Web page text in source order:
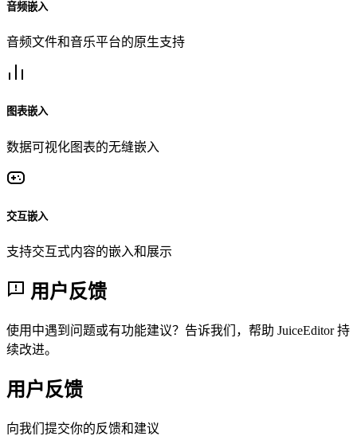
音频嵌入
音频文件和音乐平台的原生支持
图表嵌入
数据可视化图表的无缝嵌入
交互嵌入
支持交互式内容的嵌入和展示
用户反馈
使用中遇到问题或有功能建议？告诉我们，帮助 JuiceEditor 持
续改进。
用户反馈
向我们提交你的反馈和建议